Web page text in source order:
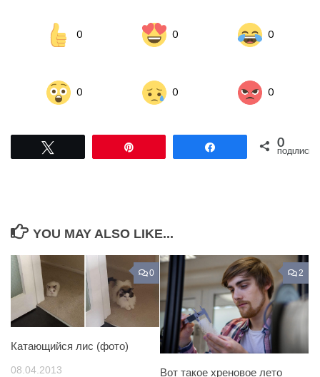
0 0 0
0 0 0
Поділитися0
ПОДІЛИСЬ
YOU MAY ALSO LIKE...
0
Катающийся лис (фото)
08.04.2013
2
Вот такое хреновое лето